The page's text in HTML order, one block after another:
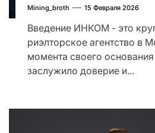
Mining_broth 15 Февраля 2026
Введение ИНКОМ - это
риэлторское агентство в
момента своего основания
заслужило доверие и...